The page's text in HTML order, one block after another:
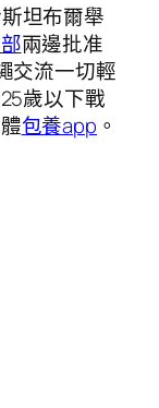
坦布爾舉
兩邊批准
交流一切輕
歲以下戰
包養app 。